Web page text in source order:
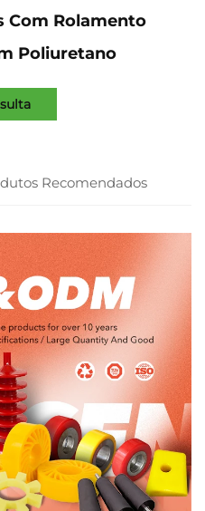
Com Rolamento
Poliuretano
Recomendados